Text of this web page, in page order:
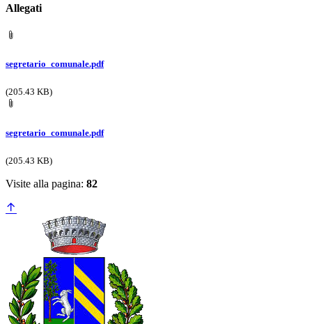
Allegati
segretario_comunale.pdf
(205.43 KB)
segretario_comunale.pdf
(205.43 KB)
Visite alla pagina: 82